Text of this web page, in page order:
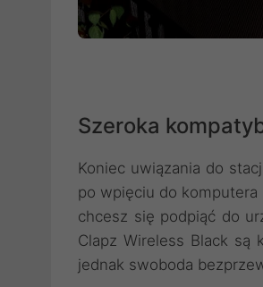
Szeroka
Koniec uwiązania do
po wpięciu do
chcesz się podpiąć do
Clapz Wireless Black są
jednak swoboda